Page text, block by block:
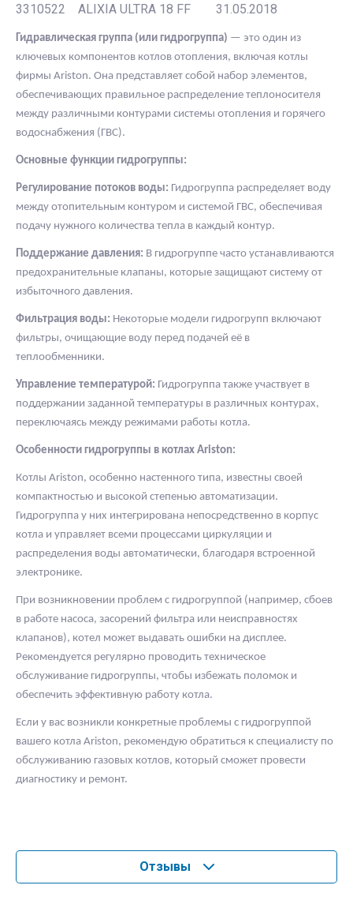
3310522 ALIXIA ULTRA 18 FF 31.05.2018
Гидравлическая группа (или гидрогруппа) — это один из
ключевых компонентов котлов отопления, включая котлы
фирмы Ariston. Она представляет собой набор элементов,
обеспечивающих правильное распределение теплоносителя
между различными контурами системы отопления и горячего
водоснабжения (ГВС).
Основные функции гидрогруппы:
Регулирование потоков воды: Гидрогруппа распределяет воду
между отопительным контуром и системой ГВС, обеспечивая
подачу нужного количества тепла в каждый контур.
Поддержание давления: В гидрогруппе часто устанавливаются
предохранительные клапаны, которые защищают систему от
избыточного давления.
Фильтрация воды: Некоторые модели гидрогрупп включают
фильтры, очищающие воду перед подачей её в
теплообменники.
Управление температурой: Гидрогруппа также участвует в
поддержании заданной температуры в различных контурах,
переключаясь между режимами работы котла.
Особенности гидрогруппы в котлах Ariston:
Котлы Ariston, особенно настенного типа, известны своей
компактностью и высокой степенью автоматизации.
Гидрогруппа у них интегрирована непосредственно в корпус
котла и управляет всеми процессами циркуляции и
распределения воды автоматически, благодаря встроенной
электронике.
При возникновении проблем с гидрогруппой (например, сбоев
в работе насоса, засорений фильтра или неисправностях
клапанов), котел может выдавать ошибки на дисплее.
Рекомендуется регулярно проводить техническое
обслуживание гидрогруппы, чтобы избежать поломок и
обеспечить эффективную работу котла.
Если у вас возникли конкретные проблемы с гидрогруппой
вашего котла Ariston, рекомендую обратиться к специалисту по
обслуживанию газовых котлов, который сможет провести
диагностику и ремонт.
Отзывы